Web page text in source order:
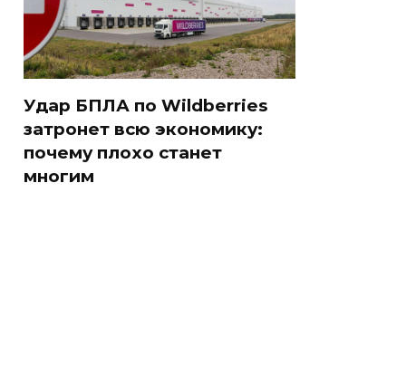
Удар БПЛА по Wildberries
затронет всю экономику:
почему плохо станет
многим